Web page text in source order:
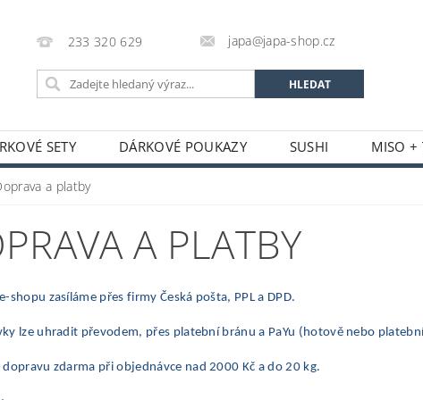
233 320 629 japa@japa-shop.cz
SETY DÁRKOVÉ POUKAZY SUSHI MISO +
NUDLE A POLÉVKY
JAPONSKÉ FIGURKY LEKCE VAŘENÍ
A PLATBY
a platby
A PLATBY
shopu zasíláme přes firmy Česká pošta, PPL a DPD.
lze uhradit převodem, přes platební bránu a PaYu (hotově nebo
dopravu zdarma při objednávce nad 2000 Kč a do 20 kg.